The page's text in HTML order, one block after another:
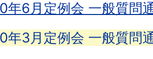
年6月定例会 一般質問
年3月定例会 一般質問